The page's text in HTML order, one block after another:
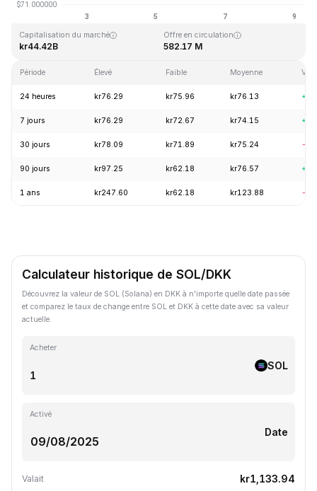
Plus haut niveau historique
Capitalisation du marché
kr44.42B
Offre en circulation
582.17 M
Période Élevé Faible Moyenne
24 heures kr76.29 kr75.96 kr76.13
7 jours kr76.29 kr72.67 kr74.15
30 jours kr78.09 kr71.89 kr75.24 -
90 jours kr97.25 kr62.18 kr76.57
1 ans kr247.60 kr62.18 kr123.88 -
Calculateur historique de SOL/DKK
Découvrez la valeur de SOL (Solana) en DKK à n'importe quelle date passée
et comparez le taux de change entre SOL et DKK à cette date avec sa valeur
actuelle.
Acheter
SOL
Activé
Date
Valait kr1,133.94